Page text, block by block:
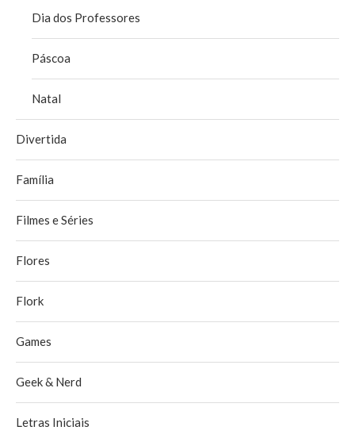
Dia dos Professores
Páscoa
Natal
Divertida
Família
Filmes e Séries
Flores
Flork
Games
Geek & Nerd
Letras Iniciais